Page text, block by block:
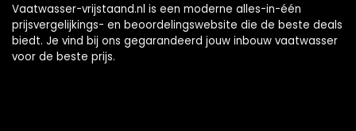
Vaatwasser-vrijstaand.nl is een moderne alles-in-één
prijsvergelijkings- en beoordelingswebsite die de beste deals
biedt. Je vind bij ons gegarandeerd jouw inbouw vaatwasser
voor de beste prijs.